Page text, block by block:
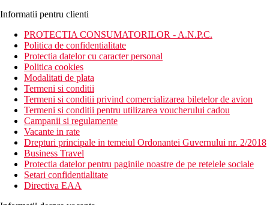
Informatii pentru clienti
PROTECTIA CONSUMATORILOR - A.N.P.C.
Politica de confidentialitate
Protectia datelor cu caracter personal
Politica cookies
Modalitati de plata
Termeni si conditii
Termeni si conditii privind comercializarea biletelor de avion
Termeni si conditii pentru utilizarea voucherului cadou
Campanii si regulamente
Vacante in rate
Drepturi principale in temeiul Ordonantei Guvernului nr. 2/2018
Business Travel
Protectia datelor pentru paginile noastre de pe retelele sociale
Setari confidentialitate
Directiva EAA